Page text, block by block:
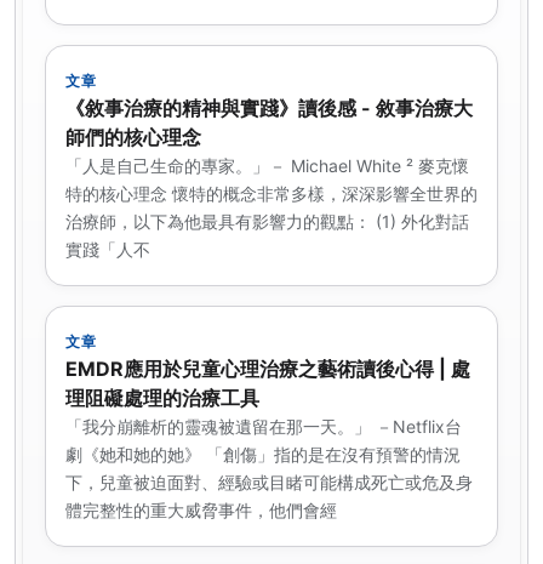
文章
《敘事治療的精神與實踐》讀後感 - 敘事治療大
師們的核心理念
「人是自己生命的專家。­」－ Michael White ² 麥克懷
特的核心理念 懷特的概念非常多樣，深深影響全世界的
治療師，以下為他最具有影響力的觀點： (1) 外化對話
實踐「人不
文章
EMDR應用於兒童心理治療之藝術讀後心得 | 處
理阻礙處理的治療工具
「我分崩離析的靈魂被遺留在那一天。」 －Netflix台
劇《她和她的她》 「創傷」指的是在沒有預警的情況
下，兒童被迫面對、經驗或目睹可能構成死亡或危及身
體完整性的重大威脅事件，他們會經